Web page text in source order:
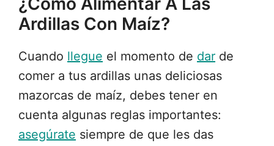
Ardillas Con Maíz?
Cuando llegue el momento de dar de
comer a tus ardillas unas deliciosas
mazorcas de maíz, debes tener en
cuenta algunas reglas importantes:
asegúrate siempre de que les das